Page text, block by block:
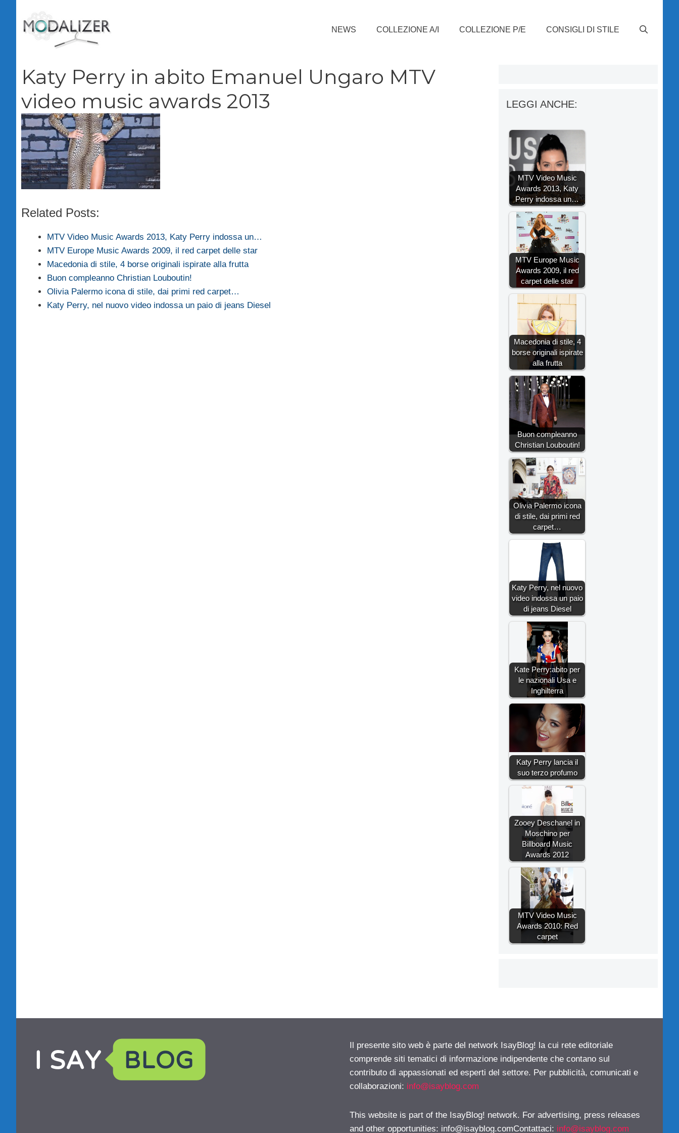
contenuto
NEWS COLLEZIONE A/I COLLEZIONE P/E CONSIGLI DI STILE
Katy Perry in abito Emanuel Ungaro MTV
video music awards 2013
Related Posts:
MTV Video Music Awards 2013, Katy Perry indossa un…
MTV Europe Music Awards 2009, il red carpet delle star
Macedonia di stile, 4 borse originali ispirate alla frutta
Buon compleanno Christian Louboutin!
Olivia Palermo icona di stile, dai primi red carpet…
Katy Perry, nel nuovo video indossa un paio di jeans Diesel
LEGGI ANCHE:
MTV Video Music
Awards 2013, Katy
Perry indossa un…
MTV Europe Music
Awards 2009, il red
carpet delle star
Macedonia di stile, 4
borse originali ispirate
alla frutta
Buon compleanno
Christian Louboutin!
Olivia Palermo icona
di stile, dai primi red
carpet…
Katy Perry, nel nuovo
video indossa un paio
di jeans Diesel
Kate Perry:abito per
le nazionali Usa e
Inghilterra
Katy Perry lancia il
suo terzo profumo
Zooey Deschanel in
Moschino per
Billboard Music
Awards 2012
MTV Video Music
Awards 2010: Red
carpet
Il presente sito web è parte del network IsayBlog! la cui rete editoriale
comprende siti tematici di informazione indipendente che contano sul
contributo di appassionati ed esperti del settore. Per pubblicità, comunicati e
collaborazioni: info@isayblog.com
This website is part of the IsayBlog! network. For advertising, press releases
and other opportunities: info@isayblog.comContattaci: info@isayblog.com